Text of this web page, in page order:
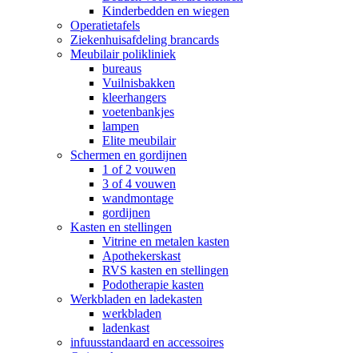
Kinderbedden en wiegen
Operatietafels
Ziekenhuisafdeling brancards
Meubilair polikliniek
bureaus
Vuilnisbakken
kleerhangers
voetenbankjes
lampen
Elite meubilair
Schermen en gordijnen
1 of 2 vouwen
3 of 4 vouwen
wandmontage
gordijnen
Kasten en stellingen
Vitrine en metalen kasten
Apothekerskast
RVS kasten en stellingen
Podotherapie kasten
Werkbladen en ladekasten
werkbladen
ladenkast
infuusstandaard en accessoires